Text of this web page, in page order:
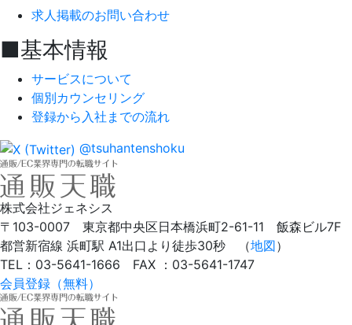
求人掲載のお問い合わせ
■基本情報
サービスについて
個別カウンセリング
登録から入社までの流れ
@tsuhantenshoku
株式会社ジェネシス
〒103-0007 東京都中央区日本橋浜町2-61-11 飯森ビル7F
都営新宿線 浜町駅 A1出口より徒歩30秒 （地図）
TEL：03-5641-1666 FAX ：03-5641-1747
会員登録（無料）